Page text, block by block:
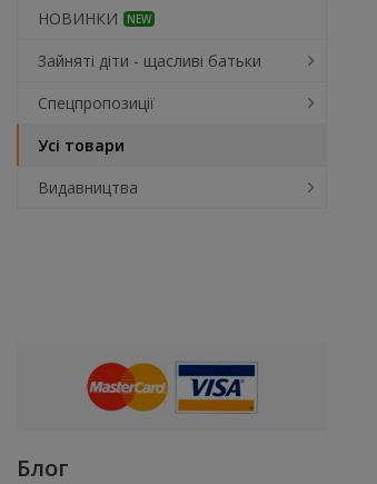
НОВИНКИ
NEW
Зайняті діти - щасливі батьки
Спецпропозиції
Усі товари
Видавництва
Блог